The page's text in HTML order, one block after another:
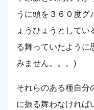
うに頭を３６０度グ
ょうひょうとして
る舞っていたように
みません。。。)
それらのある種自分
に振る舞わなければ